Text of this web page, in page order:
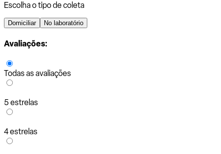
Escolha o tipo de coleta
Domiciliar No laboratório
Avaliações:
Todas as avaliações
5 estrelas
4 estrelas